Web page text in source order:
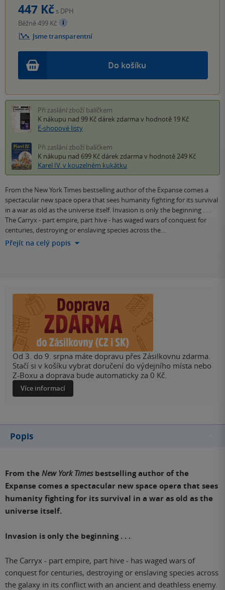
Do košíku
447 Kč s DPH
Běžně 499 Kč
Jsme transparentní
Při zaslání zboží balíčkem
K nákupu nad 99 Kč dárek zdarma v hodnotě 19 Kč
E-shopové listy
Při zaslání zboží balíčkem
K nákupu nad 699 Kč dárek zdarma v hodnotě 249 Kč
Karel IV. v kouzelném kukátku
From the New York Times bestselling author of the Expanse comes a
spectacular new space opera that sees humanity fighting for its survival
in a war as old as the universe itself. Invasion is only the beginning . . .
The Carryx - part empire, part hive - has waged wars of conquest for
centuries, destroying or enslaving species across the…
Přejít na celý popis
Od 3. do 9. srpna máte dopravu přes Zásilkovnu zdarma.
Stačí si v košíku vybrat doručení do výdejního místa nebo
Z-Boxu a doprava bude automaticky za 0 Kč.
Více informací
Popis
From the New York Times bestselling author of the
Expanse comes a spectacular new space opera that sees
humanity fighting for its survival in a war as old as the
universe itself.
Invasion is only the beginning . . .
The Carryx - part empire, part hive - has waged wars of
conquest for centuries, destroying or enslaving species across
the galaxy in its conflict with an ancient and deathless enemy.